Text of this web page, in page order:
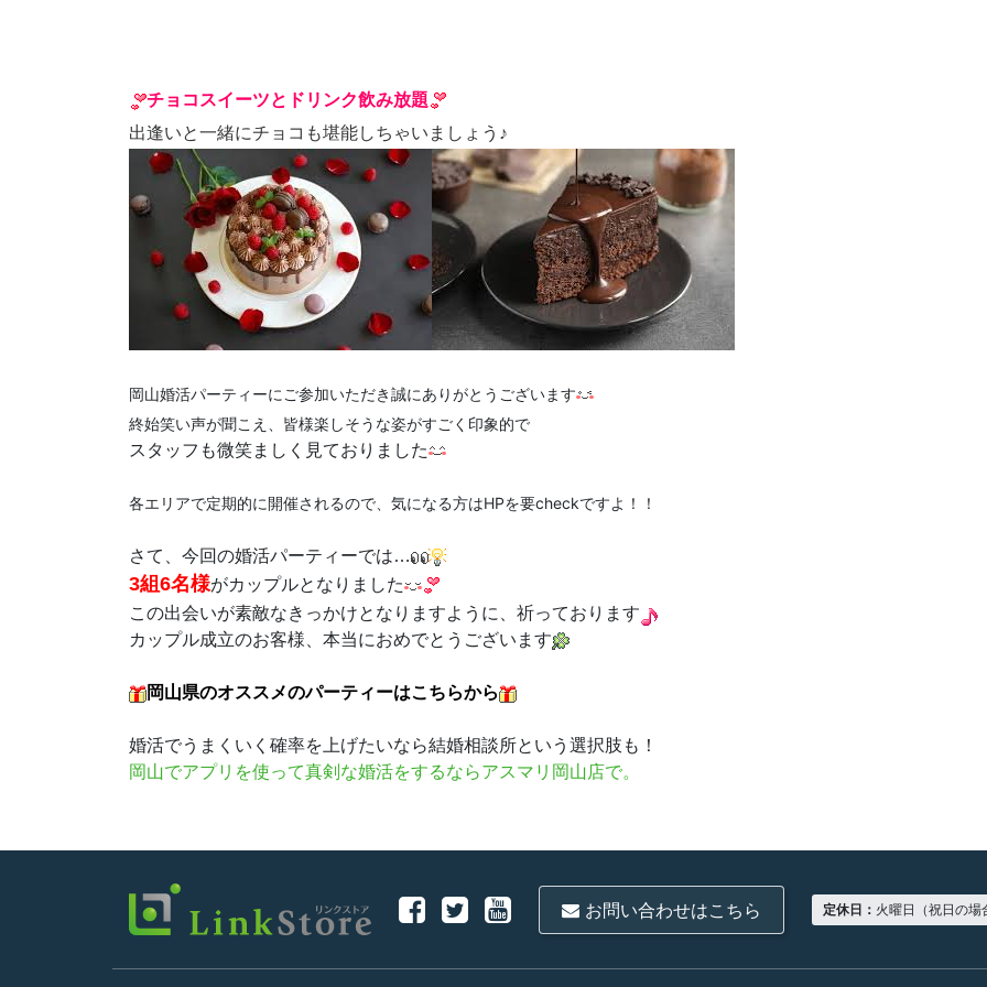
チョコスイーツとドリンク飲み放題
出逢いと一緒にチョコも堪能しちゃいましょう♪
岡山婚活パーティーにご参加いただき誠にありがとうございます
終始笑い声が聞こえ、皆様楽しそうな姿がすごく印象的で
スタッフも微笑ましく見ておりました
各エリアで定期的に開催されるので、気になる方はHPを要checkですよ！！
さて、今回の婚活パーティーでは…
3組6名様がカップルとなりました
この出会いが素敵なきっかけとなりますように、祈っております
カップル成立のお客様、本当におめでとうございます
岡山県のオススメのパーティーはこちらから
婚活でうまくいく確率を上げたいなら結婚相談所という選択肢も！
岡山でアプリを使って真剣な婚活をするならアスマリ岡山店で。
お問い合わせはこちら 定休日： 火曜日（祝日の場